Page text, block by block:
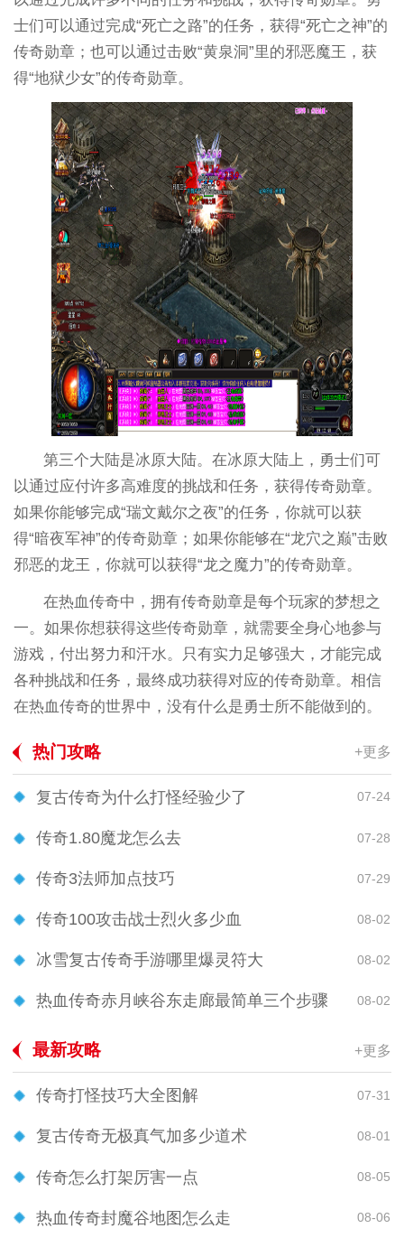
士们可以通过完成“死亡之路”的任务，获得“死亡之神”的
传奇勋章；也可以通过击败“黄泉洞”里的邪恶魔王，获
得“地狱少女”的传奇勋章。
第三个大陆是冰原大陆。在冰原大陆上，勇士们可
以通过应付许多高难度的挑战和任务，获得传奇勋章。
如果你能够完成“瑞文戴尔之夜”的任务，你就可以获
得“暗夜军神”的传奇勋章；如果你能够在“龙穴之巅”击败
邪恶的龙王，你就可以获得“龙之魔力”的传奇勋章。
在热血传奇中，拥有传奇勋章是每个玩家的梦想之
一。如果你想获得这些传奇勋章，就需要全身心地参与
游戏，付出努力和汗水。只有实力足够强大，才能完成
各种挑战和任务，最终成功获得对应的传奇勋章。相信
在热血传奇的世界中，没有什么是勇士所不能做到的。
热门攻略 +更多
复古传奇为什么打怪经验少了 07-24
传奇1.80魔龙怎么去 07-28
传奇3法师加点技巧 07-29
传奇100攻击战士烈火多少血 08-02
冰雪复古传奇手游哪里爆灵符大 08-02
热血传奇赤月峡谷东走廊最简单三个步骤 08-02
最新攻略 +更多
传奇打怪技巧大全图解 07-31
复古传奇无极真气加多少道术 08-01
传奇怎么打架厉害一点 08-05
热血传奇封魔谷地图怎么走 08-06